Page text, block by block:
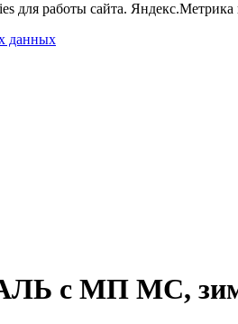
для работы сайта. Яндекс.Метрика
данных
с МП МС,